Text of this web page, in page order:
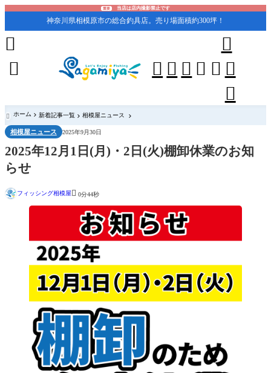
重要 当店は店内撮影禁止です
神奈川県相模原市の総合釣具店。売り場面積約300坪！
    





 ホーム 新着記事一覧 相模屋ニュース
相模屋ニュース 2025年9月30日
2025年12月1日(月)・2日(火)棚卸休業のお知
らせ
フィッシング相模屋 0分44秒